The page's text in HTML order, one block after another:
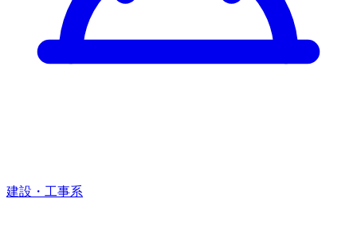
建設・工事系